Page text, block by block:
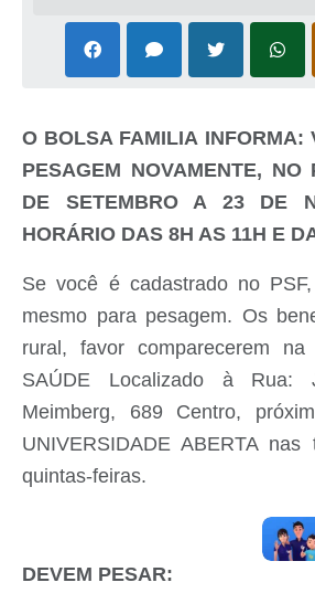
O BOLSA FAMILIA INFORMA:
PESAGEM NOVAMENTE, NO
DE SETEMBRO A 23 DE
HORÁRIO DAS 8H AS 11H E
Se você é cadastrado no
mesmo para pesagem. Os
rural, favor comparecerem na
SAÚDE Localizado à Rua:
Meimberg, 689 Centro,
UNIVERSIDADE ABERTA
quintas-feiras.
DEVEM PESAR: